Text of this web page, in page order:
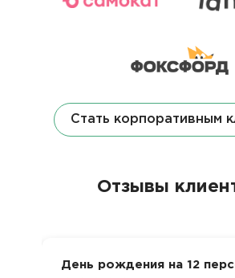
Стать корпоративным
Отзывы
День рождения на 12